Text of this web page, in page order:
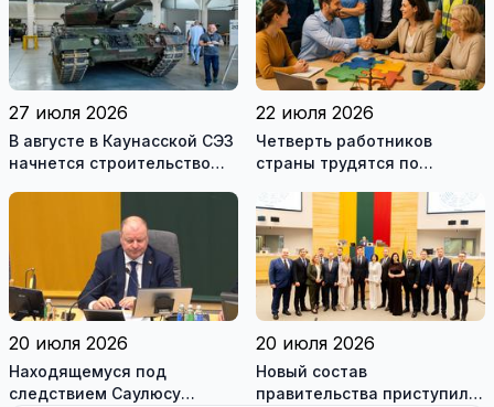
27 июля 2026
В августе в Каунасской СЭЗ
начнется строительство
22 июля 2026
Четверть работников
страны трудятся по
это выгодно и
сотрудникам, и
работодателям
20 июля 2026
Находящемуся под
следствием Саулюсу
20 июля 2026
Новый состав
правительства приступил к